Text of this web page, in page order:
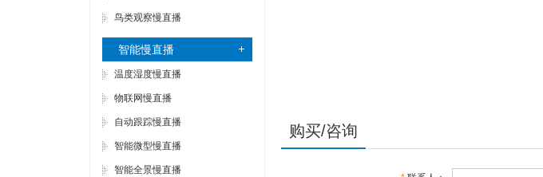
鸟类观察慢直播
智能慢直播
温度湿度慢直播
物联网慢直播
自动跟踪慢直播
智能微型慢直播
智能全景慢直播
购买/咨询